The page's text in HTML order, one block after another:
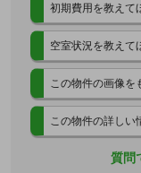
初期費用を教えて
空室状況を教えて
この物件の画像を
この物件の詳しい
質問